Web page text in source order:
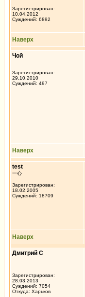
Зарегистрирован:
10.04.2012
Суждений: 6892
Наверх
Чой
Зарегистрирован:
29.10.2010
Суждений: 497
Наверх
test
一心
Зарегистрирован:
18.02.2005
Суждений: 18709
Наверх
Дмитрий С
Зарегистрирован:
28.03.2013
Суждений: 7054
Откуда: Харьков